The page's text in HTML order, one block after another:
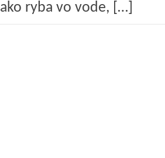
ako ryba vo vode, […]